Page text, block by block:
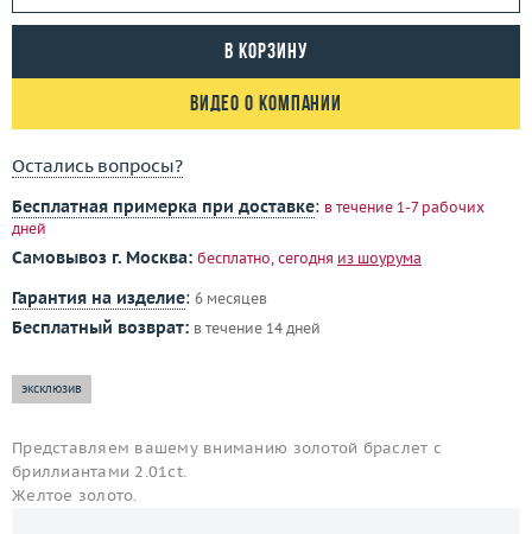
В корзину
Видео о компании
Остались вопросы?
Бесплатная примерка при доставке: в течение 1-7 рабочих
дней
Самовывоз г. Москва: бесплатно, сегодня из шоурума
Гарантия на изделие: 6 месяцев
Бесплатный возврат: в течение 14 дней
эксклюзив
Представляем вашему вниманию золотой браслет с
бриллиантами 2.01ct.
Желтое золото.